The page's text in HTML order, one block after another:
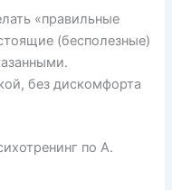
«правильные
(бесполезные)
без дискомфорта
по А.